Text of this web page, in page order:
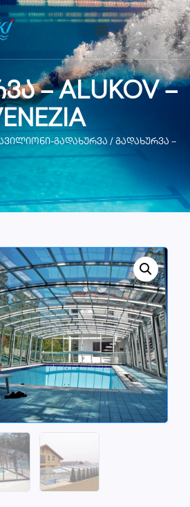
– ALUKOV –
გადახურვა / გადახურვა –